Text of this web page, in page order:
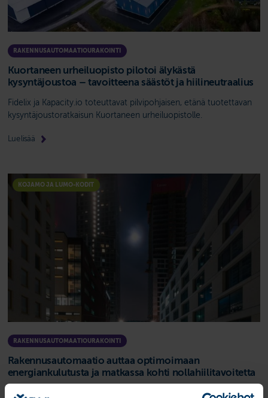
RAKENNUSAUTOMAATIOURAKOINTI
Kuortaneen urheiluopisto pilotoi älykästä
kysyntäjoustoa – tavoitteena säästöt ja hiilineutraalius
Fidelix ja Kapacity.io toteuttavat pilvipohjaisen, etänä tuotettavan
kysyntäjoustoratkaisun Kuortaneen urheiluopistolle.
Lue lisää
KOJAMO JA LUMO-KODIT
RAKENNUSAUTOMAATIOURAKOINTI
Rakennusautomaatio auttaa optimoimaan
energiankulutusta ja matkassa kohti nollahiilitavoitetta
Fidelix-järjestelmä yli puolessa Kojamon kiinteistöistä